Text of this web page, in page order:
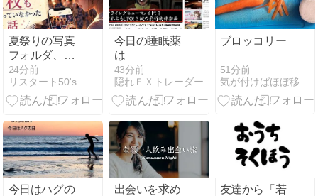
夏祭りの写真
フォルダ、私
だけ1枚も写
っていなかっ
た話
24分前
リスタート50's 〜心とお金の整え方〜
今日の睡眠薬
は
43分前
隠れＦＸトレーダー
ブロッコリー
51分前
今日はハグの
出会いを求め
友達から「若